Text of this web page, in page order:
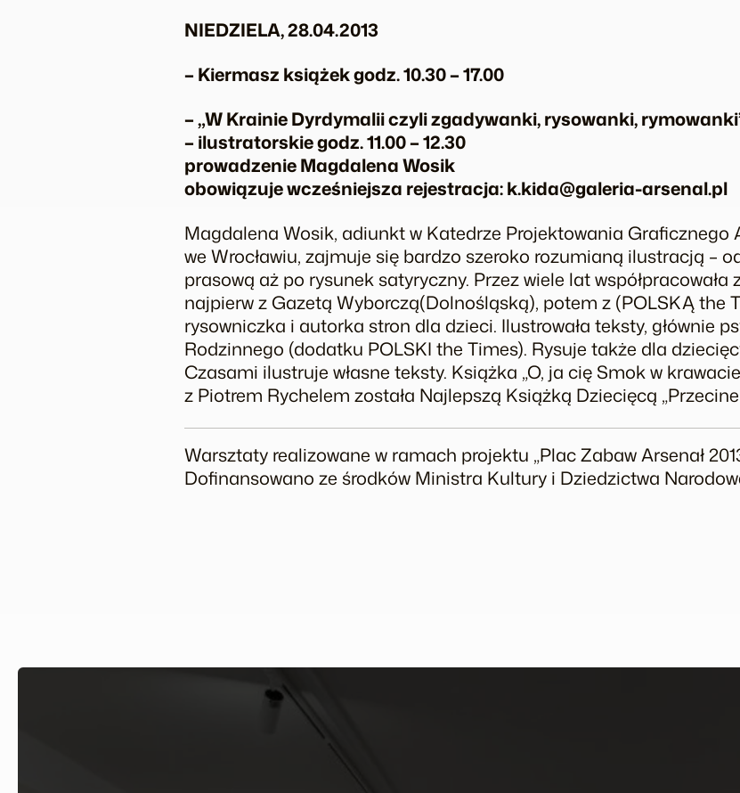
NIEDZIELA, 28.04.2013
– Kiermasz książek godz. 10.30 – 17.00
– „W Krainie Dyrdymalii czyli zgadywanki, rysowanki,
– ilustratorskie godz. 11.00 – 12.30
prowadzenie Magdalena Wosik
obowiązuje wcześniejsza rejestracja: k.kida@galeria-arsenal.pl
Magdalena Wosik, adiunkt w Katedrze Projektowania Graficznego
we Wrocławiu, zajmuje się bardzo szeroko rozumianą ilustracją –
prasową aż po rysunek satyryczny. Przez wiele lat
najpierw z Gazetą Wyborczą(Dolnośląską), potem z (POLSKĄ the
rysowniczka i autorka stron dla dzieci. Ilustrowała teksty, głównie
Rodzinnego (dodatku POLSKI the Times). Rysuje także dla
Czasami ilustruje własne teksty. Książka „O, ja cię Smok w
z Piotrem Rychelem została Najlepszą Książką Dziecięcą
Warsztaty realizowane w ramach projektu „Plac Zabaw Arsenał
Dofinansowano ze środków Ministra Kultury i Dziedzictwa